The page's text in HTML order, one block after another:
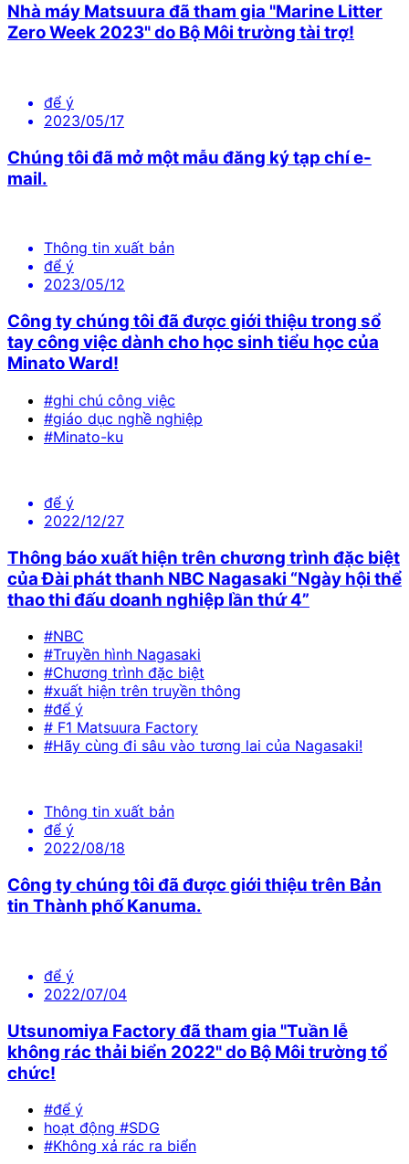
Nhà máy Matsuura đã tham gia "Marine Litter
Zero Week 2023" do Bộ Môi trường tài trợ!
để ý
2023/05/17
Chúng tôi đã mở một mẫu đăng ký tạp chí e-
mail.
Thông tin xuất bản
để ý
2023/05/12
Công ty chúng tôi đã được giới thiệu trong sổ
tay công việc dành cho học sinh tiểu học của
Minato Ward!
#ghi chú công việc
#giáo dục nghề nghiệp
#Minato-ku
để ý
2022/12/27
Thông báo xuất hiện trên chương trình đặc biệt
của Đài phát thanh NBC Nagasaki “Ngày hội thể
thao thi đấu doanh nghiệp lần thứ 4”
#NBC
#Truyền hình Nagasaki
#Chương trình đặc biệt
#xuất hiện trên truyền thông
#để ý
# F1 Matsuura Factory
#Hãy cùng đi sâu vào tương lai của Nagasaki!
Thông tin xuất bản
để ý
2022/08/18
Công ty chúng tôi đã được giới thiệu trên Bản
tin Thành phố Kanuma.
để ý
2022/07/04
Utsunomiya Factory đã tham gia "Tuần lễ
không rác thải biển 2022" do Bộ Môi trường tổ
chức!
#để ý
hoạt động #SDG
#Không xả rác ra biển